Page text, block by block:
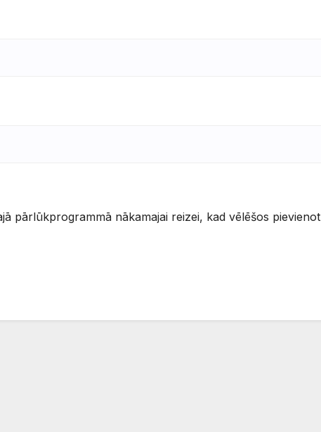
pārlūkprogrammā nākamajai reizei, kad vēlēšos pievienot